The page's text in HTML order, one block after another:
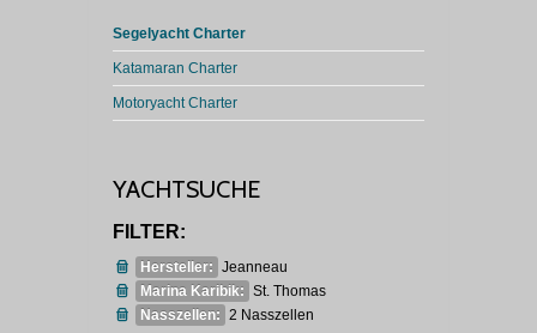
Segelyacht Charter
Katamaran Charter
Motoryacht Charter
YACHTSUCHE
FILTER:
Hersteller: Jeanneau
Marina Karibik: St. Thomas
Nasszellen: 2 Nasszellen